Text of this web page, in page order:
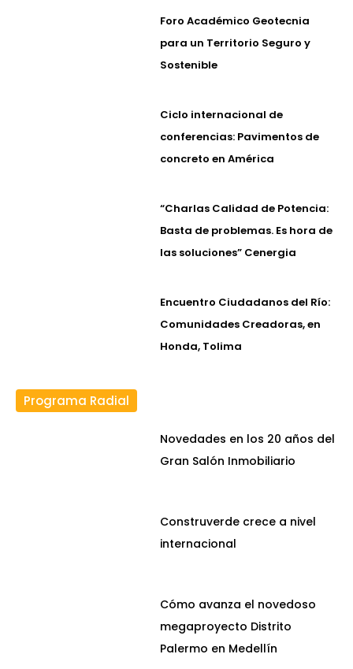
Foro Académico Geotecnia
para un Territorio Seguro y
Sostenible
Ciclo internacional de
conferencias: Pavimentos de
concreto en América
“Charlas Calidad de Potencia:
Basta de problemas. Es hora de
las soluciones” Cenergia
Encuentro Ciudadanos del Río:
Comunidades Creadoras, en
Honda, Tolima
Programa Radial
Novedades en los 20 años del
Gran Salón Inmobiliario
Construverde crece a nivel
internacional
Cómo avanza el novedoso
megaproyecto Distrito
Palermo en Medellín